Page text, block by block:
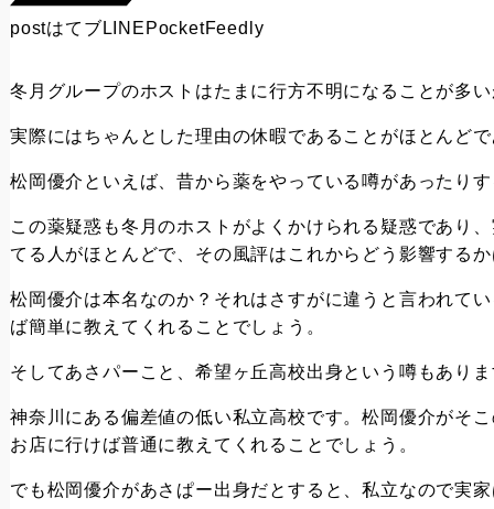
postはてブ LINE PocketFeedly
冬月グループのホストはたまに行方不明になることが多
実際にはちゃんとした理由の休暇であることがほとんど
松岡優介といえば、昔から薬をやっている噂があったり
この薬疑惑も冬月のホストがよくかけられる疑惑であり
てる人がほとんどで、その風評はこれからどう影響する
松岡優介は本名なのか？それはさすがに違うと言われて
ば簡単に教えてくれることでしょう。
そしてあさパーこと、希望ヶ丘高校出身という噂もあり
神奈川にある偏差値の低い私立高校です。松岡優介がそ
お店に行けば普通に教えてくれることでしょう。
でも松岡優介があさぱー出身だとすると、私立なので実